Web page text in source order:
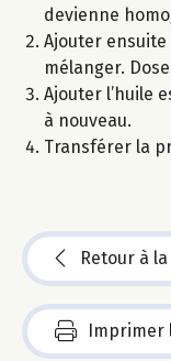
devienne
Ajouter ensuite
mélanger.
Ajouter l’huile
à nouveau.
Transférer la
Retour à
Imprimer